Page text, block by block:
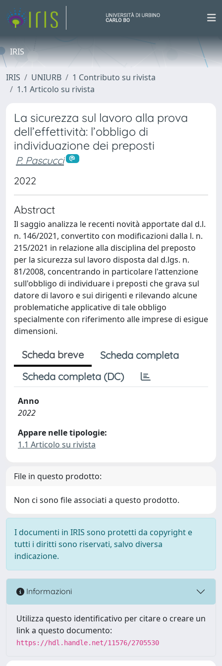
IRIS
IRIS UNIURB
1 Contributo su rivista
1.1 Articolo su rivista
La sicurezza sul lavoro alla prova
dell’effettività: l’obbligo di
individuazione dei preposti
P. Pascucci
2022
Abstract
Il saggio analizza le recenti novità apportate dal d.l.
n. 146/2021, convertito con modificazioni dalla l. n.
215/2021 in relazione alla disciplina del preposto
per la sicurezza sul lavoro disposta dal d.lgs. n.
81/2008, concentrando in particolare l'attenzione
sull'obbligo di individuare i preposti che grava sul
datore di lavoro e sui dirigenti e rilevando alcune
problematiche applicative di tale obbligo
specialmente con riferimento alle imprese di esigue
dimensioni.
Scheda breve
Scheda completa
Scheda completa (DC)
Anno
2022
Appare nelle tipologie:
1.1 Articolo su rivista
File in questo prodotto:
Non ci sono file associati a questo prodotto.
I documenti in IRIS sono protetti da copyright e
tutti i diritti sono riservati, salvo diversa
indicazione.
Informazioni
Utilizza questo identificativo per citare o creare un
link a questo documento:
https://hdl.handle.net/11576/2705530